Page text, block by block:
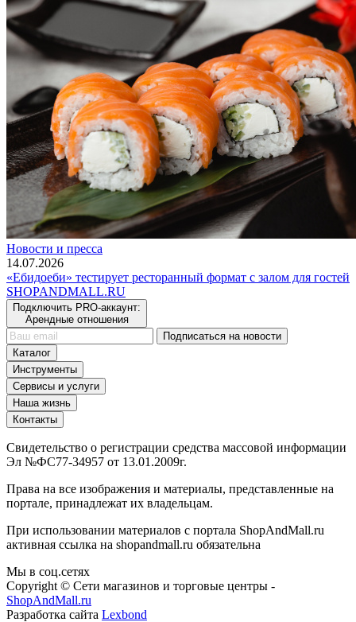
Новости и пресса
14.07.2026
«Ебидоеби» тестирует ресторанный формат с залом для гостей
SHOPANDMALL.RU
Подключить PRO-аккаунт:
Арендные отношения
Подписаться на новости
Каталог
Инструменты
Сервисы и услуги
Наша жизнь
Контакты
Свидетельство о регистрации средства массовой информации
Эл №ФС77-34957 от 13.01.2009г.
Права на все изображения и материалы, представленные на
портале, принадлежат их владельцам.
При использовании материалов с портала ShopAndMall.ru
активная ссылка на shopandmall.ru обязательна
Мы в соц.сетях
Copyright © Сети магазинов и торговые центры -
ShopAndMall.ru
Разработка сайта Lexbond